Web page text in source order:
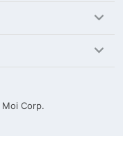
Moi Corp.